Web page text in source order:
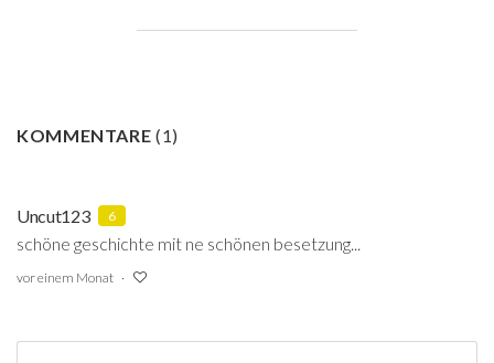
KOMMENTARE(1)
Uncut123 6
schöne geschichte mit ne schönen besetzung...
vor einem Monat